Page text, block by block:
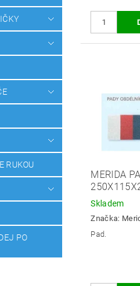
RUKOU
PO
MERIDA
Skladem
Značka:
Pad.